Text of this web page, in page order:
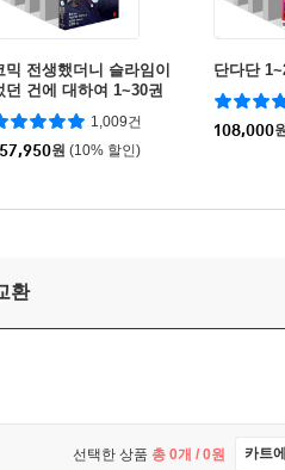
믹 전생했더니 슬라임이
던 건에 대하여 1~30권
트
1,009건
원 (10% 할인)
단다단
108,000
환
선택한 상품 총 0개 / 0원 카트